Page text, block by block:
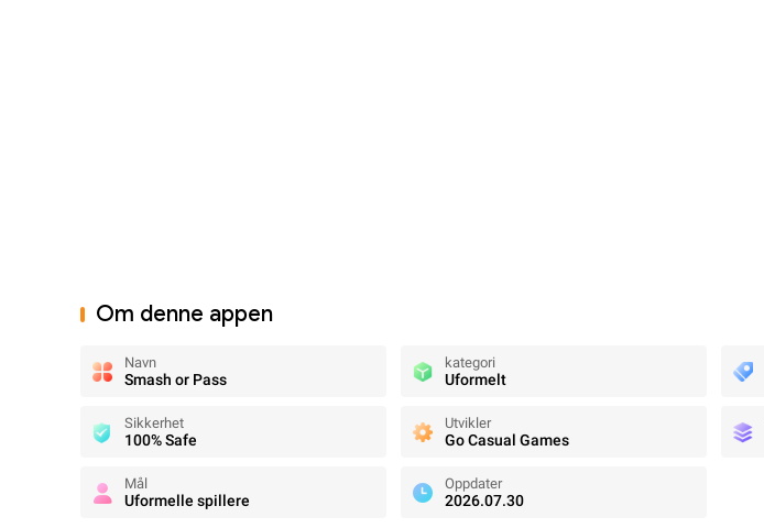
Om denne appen
Navn
Smash or Pass
kategori
Uformelt
Sikkerhet
100% Safe
Utvikler
Go Casual Games
Mål
Uformelle spillere
Oppdater
2026.07.30